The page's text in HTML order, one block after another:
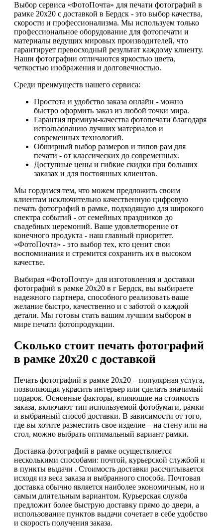
Выбор сервиса «ФотоПочта» для печати фотографий в
рамке 20х20 с доставкой в Бердск - это выбор качества,
скорости и профессионализма. Мы используем только
профессиональное оборудование для фотопечати и
материалы ведущих мировых производителей, что
гарантирует превосходный результат каждому клиенту.
Наши фотографии отличаются яркостью цвета,
четкостью изображения и долговечностью.
Среди преимуществ нашего сервиса:
Простота и удобство заказа онлайн - можно
быстро оформить заказ из любой точки мира.
Гарантия премиум-качества фотопечати благодаря
использованию лучших материалов и
современных технологий.
Обширный выбор размеров и типов рам для
печати - от классических до современных.
Доступные цены и гибкие скидки при больших
заказах и для постоянных клиентов.
Мы гордимся тем, что можем предложить своим
клиентам исключительно качественную цифровую
печать фотографий в рамке, подходящую для широкого
спектра событий - от семейных праздников до
свадебных церемоний. Ваше удовлетворение от
конечного продукта - наш главный приоритет.
«ФотоПочта» - это выбор тех, кто ценит свои
воспоминания и стремится сохранить их в высоком
качестве.
Выбирая «ФотоПочту» для изготовления и доставки
фотографий в рамке 20х20 в г Бердск, вы выбираете
надежного партнера, способного реализовать ваше
желание быстро, качественно и с заботой о каждой
детали. Мы готовы стать вашим лучшим выбором в
мире печати фотопродукции.
Сколько стоит печать фотографий
в рамке 20х20 с доставкой
Печать фотографий в рамке 20х20 – популярная услуга,
позволяющая украсить интерьер или сделать значимый
подарок. Основные факторы, влияющие на стоимость
заказа, включают тип используемой фотобумаги, рамки
и выбранный способ доставки. В зависимости от того,
где вы хотите разместить свое изделие – на стену или на
стол, можно выбрать оптимальный вариант рамки.
Доставка фотографий в рамке осуществляется
несколькими способами: почтой, курьерской службой и
в пункты выдачи . Стоимость доставки рассчитывается
исходя из веса заказа и выбранного способа. Почтовая
доставка обычно является наиболее экономичным, но и
самым длительным вариантом. Курьерская служба
предложит более быструю доставку прямо до двери, а
использование пунктов выдачи сочетает в себе удобство
и скорость получения заказа.